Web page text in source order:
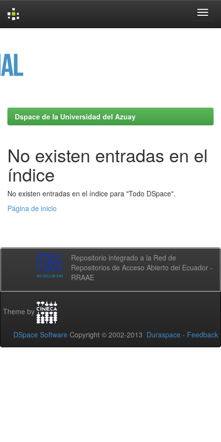
Dspace de la Universidad del Azuay
No existen entradas en el
índice
No existen entradas en el índice para "Todo DSpace".
Página de inicio
Repositorio integrado a la Red de
Repositorios de Acceso Abierto del Ecuador -
RRAAE
Theme by
DSpace Software Copyright © 2002-2013 Duraspace - Feedback